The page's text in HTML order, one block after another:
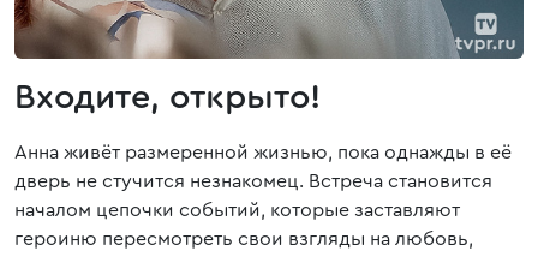
Входите, открыто!
Анна живёт размеренной жизнью, пока однажды в её
дверь не стучится незнакомец. Встреча становится
началом цепочки событий, которые заставляют
героиню пересмотреть свои взгляды на любовь,